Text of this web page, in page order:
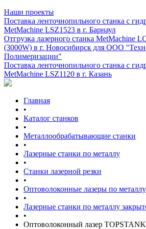
Наши проекты
Поставка ленточнопильного станка c
MetMachine LSZ1523 в г. Барнаул
Отгрузка лазерного станка MetMachine
(3000W) в г. Новосибирск для ООО
Полимеризации"
Поставка ленточнопильного станка c
MetMachine LSZ1120 в г. Казань
Главная
•
Каталог станков
•
Металлообрабатывающие станки
•
Лазерные станки по металлу
•
Станки лазерной резки
•
Оптоволоконные лазеры по металлу
•
Лазерные станки по металлу
•
Оптоволоконный лазер